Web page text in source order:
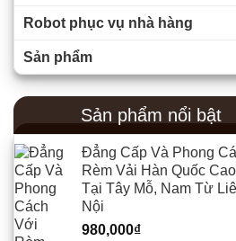
Robot phục vụ nhà hàng
Sản phẩm
Sản phẩm nổi bật
Đẳng Cấp Và Phong
Rèm Vải Hàn Quốc
Tại Tây Mỗ, Nam Từ
Nội
980,000₫